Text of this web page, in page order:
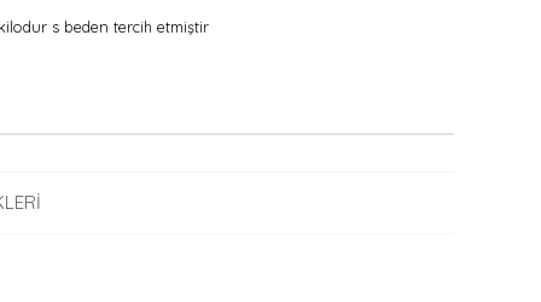
s beden tercih etmiştir